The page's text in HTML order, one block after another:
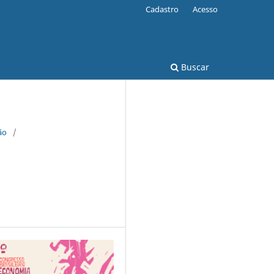
Buscar
Cadastro Acesso
/